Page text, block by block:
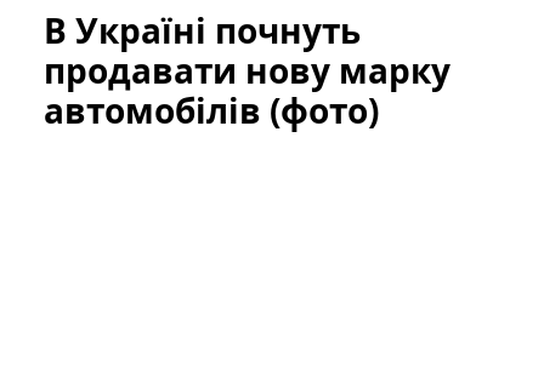
В Україні почнуть
продавати нову марку
автомобілів (фото)